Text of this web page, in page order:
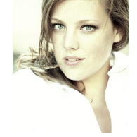
S
e